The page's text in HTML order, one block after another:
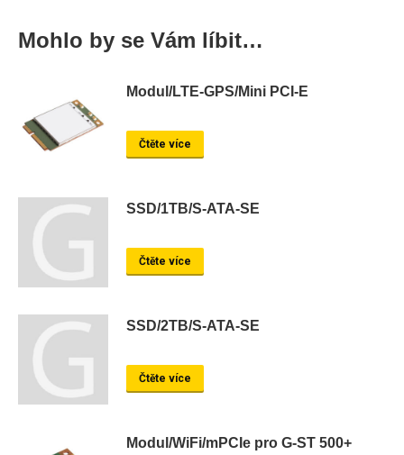
Mohlo by se Vám líbit…
Modul/LTE-GPS/Mini PCI-E
Čtěte více
SSD/1TB/S-ATA-SE
Čtěte více
SSD/2TB/S-ATA-SE
Čtěte více
Modul/WiFi/mPCIe pro G-ST 500+